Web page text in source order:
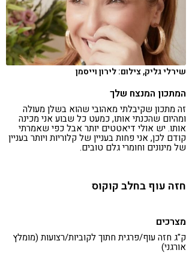
שירלי גליק, צילום: לירון וייסמן
המתכון המנצח שלך
זה מתכון שקיבלתי מאהובי שהוא בשלן מעולה
ומהיום שהכנתי אותו, כמעט כל שבוע אני מכינה
אותו. יש אולי דיאטטים יותר אבל כפי שאמרתי
קודם לכן, אני פחות בעניין של קלוריות ויותר בעניין
של מינונים וחומרי גלם טובים.
חזה עוף בחלב קוקוס
מצרכים
ק"ג חזה עוף/פרגית חתוך לקוביות/רצועות (מומלץ
אורגני)